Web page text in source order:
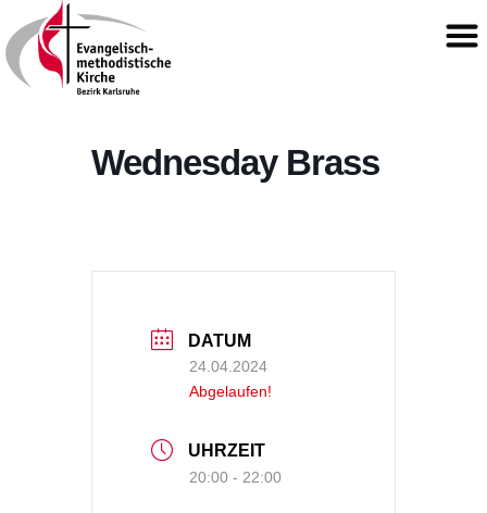
Wednesday Brass
DATUM
24.04.2024
Abgelaufen!
UHRZEIT
20:00 - 22:00